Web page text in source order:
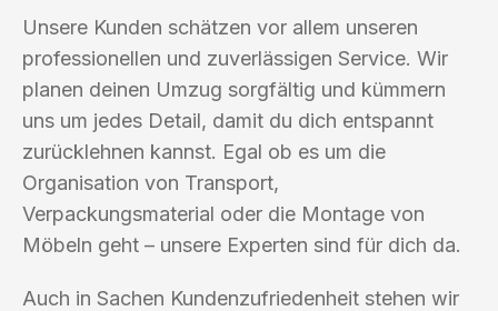
Unsere Kunden schätzen vor allem unseren
professionellen und zuverlässigen Service. Wir
planen deinen Umzug sorgfältig und kümmern
uns um jedes Detail, damit du dich entspannt
zurücklehnen kannst. Egal ob es um die
Organisation von Transport,
Verpackungsmaterial oder die Montage von
Möbeln geht – unsere Experten sind für dich da.
Auch in Sachen Kundenzufriedenheit stehen wir